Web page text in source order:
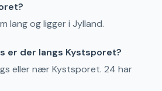
lang og ligger i Jylland.
er der langs Kystsporet?
eller nær Kystsporet. 24 har